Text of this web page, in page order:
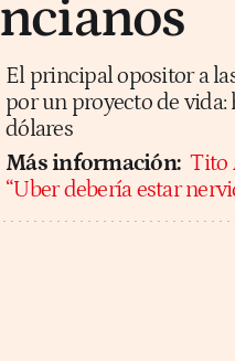
El principal opositor a
por un proyecto de
dólares
Más información: Tito
“Uber debería estar